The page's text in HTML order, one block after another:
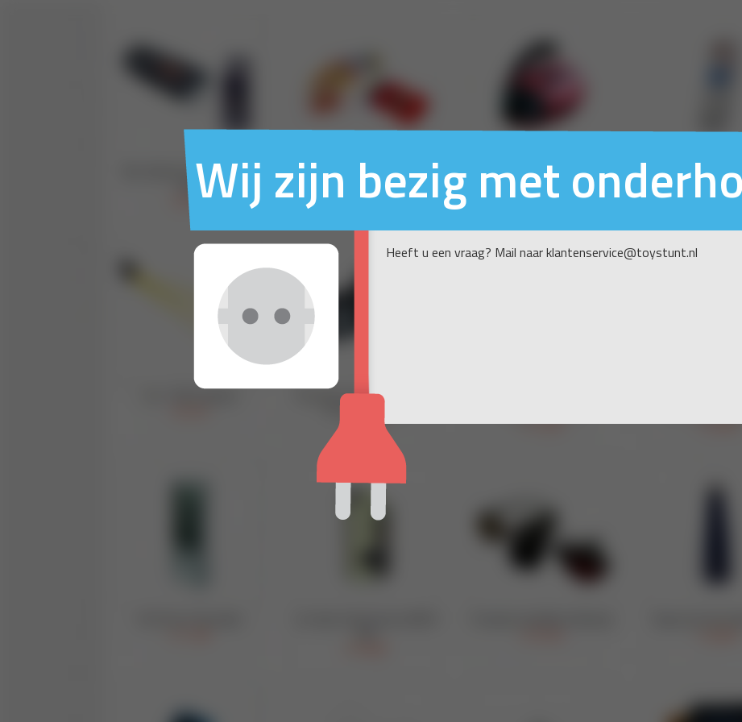
Wij zijn bezig met
Heeft u een vraag? Mail naar klantenservice@toystunt.nl